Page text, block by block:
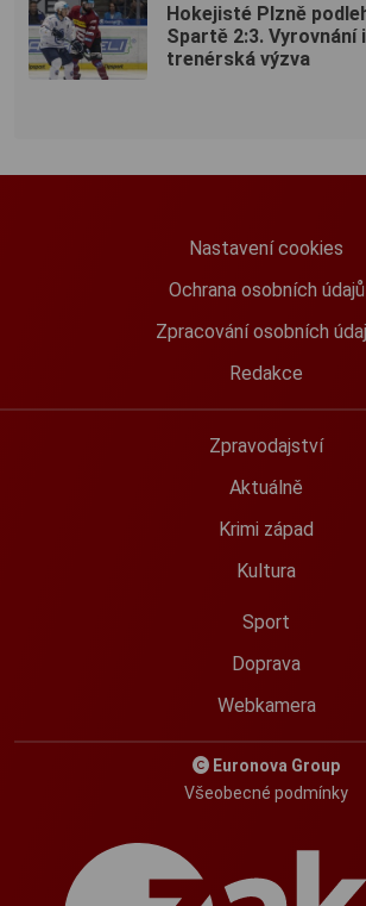
Hokejisté Plzně
Spartě 2:3. Vyrovnání
trenérská výzva
Nastavení cookies
Ochrana osobních údajů
Zpracování osobních
Redakce
Zpravodajství
Aktuálně
Krimi západ
Kultura
Sport
Doprava
Webkamera
Euronova Group
Všeobecné podmínky